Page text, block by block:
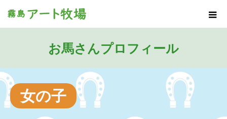
お馬さんプロフィール
女の子